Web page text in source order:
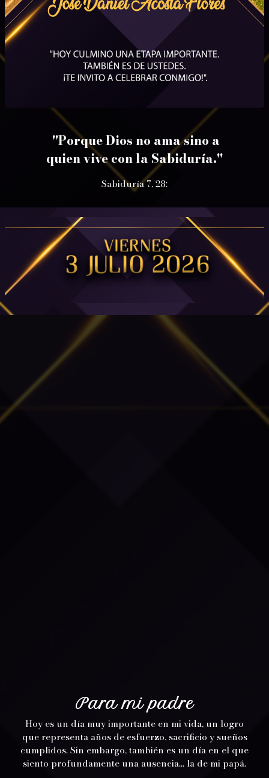
"Porque Dios no ama sino a
quien vive con la Sabiduría."
Sabiduría 7, 28:
Para mi padre
Hoy es un día muy importante en mi vida, un logro
que representa años de esfuerzo, sacrificio y sueños
cumplidos. Sin embargo, también es un día en el que
siento profundamente una ausencia… la de mi papá.